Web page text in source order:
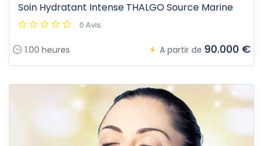
Soin Hydratant Intense THALGO Source Marine
0 Avis
1.00 heures A partir de 90.000 €